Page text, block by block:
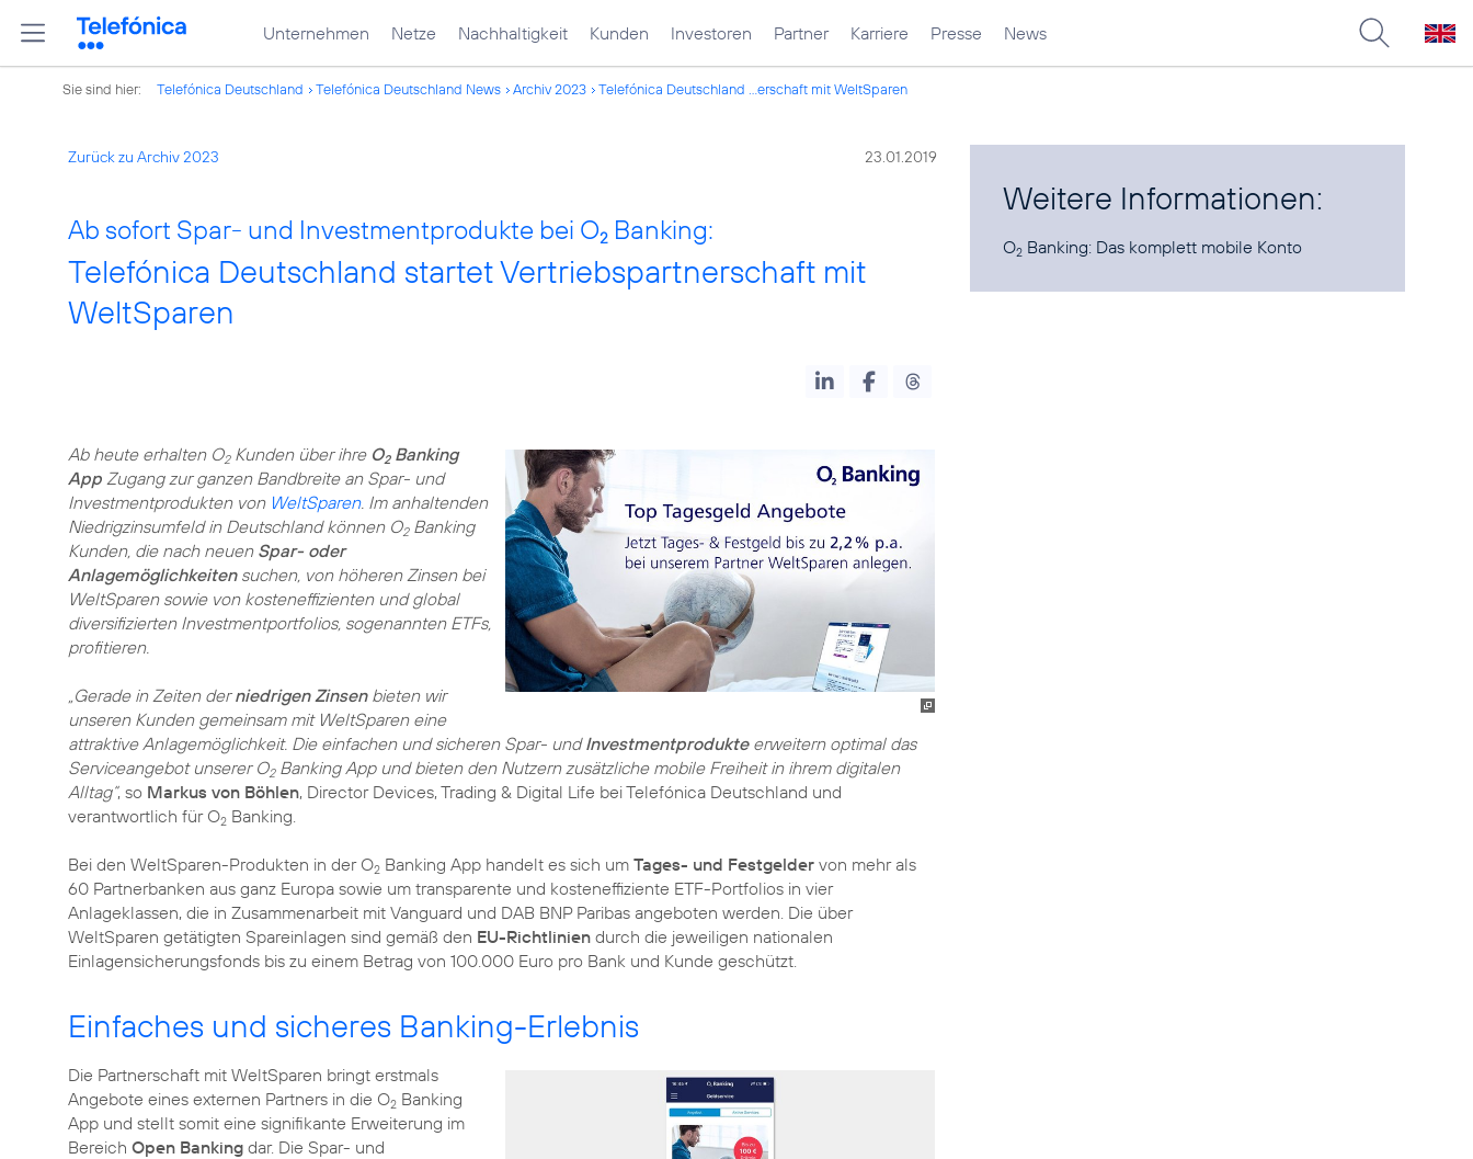
Unternehmen Netze Nachhaltigkeit Kunden Investoren Partner Karriere Presse News
Sie sind hier: Telefónica Deutschland Telefónica Deutschland News Archiv 2023 Telefónica Deutschland ...erschaft mit WeltSparen
Zurück zu Archiv 2023 23.01.2019
Ab sofort Spar- und Investmentprodukte bei O2 Banking:
Telefónica Deutschland startet Vertriebspartnerschaft mit
WeltSparen
Ab heute erhalten O2Kunden über ihre O2Banking
App Zugang zur ganzen Bandbreite an Spar- und
Investmentprodukten von WeltSparen. Im anhaltenden
Niedrigzinsumfeld in Deutschland können O2Banking
Kunden, die nach neuen Spar- oder
Anlagemöglichkeitensuchen, von höheren Zinsen bei
WeltSparen sowie von kosteneffizienten und global
diversifizierten Investmentportfolios, sogenannten ETFs,
profitieren.
„Gerade in Zeiten derniedrigen Zinsenbieten wir
unseren Kunden gemeinsam mit WeltSparen eine
attraktive Anlagemöglichkeit. Die einfachen und sicheren Spar- undInvestmentprodukte erweitern optimal das
Serviceangebot unserer O2Banking App und bieten den Nutzern zusätzliche mobile Freiheit in ihrem digitalen
Alltag“, so Markus von Böhlen, Director Devices, Trading & Digital Life bei Telefónica Deutschland und
verantwortlich für O2 Banking.
Bei den WeltSparen-Produkten in der O2 Banking App handelt es sich um Tages- und Festgelder von mehr als
60 Partnerbanken aus ganz Europa sowie um transparente und kosteneffiziente ETF-Portfolios in vier
Anlageklassen, die in Zusammenarbeit mit Vanguard und DAB BNP Paribas angeboten werden. Die über
WeltSparen getätigten Spareinlagen sind gemäß den EU-Richtlinien durch die jeweiligen nationalen
Einlagensicherungsfonds bis zu einem Betrag von 100.000 Euro pro Bank und Kunde geschützt.
Einfaches und sicheres Banking-Erlebnis
Die Partnerschaft mit WeltSparen bringt erstmals
Angebote eines externen Partners in die O2 Banking
App und stellt somit eine signifikante Erweiterung im
Bereich Open Banking dar. Die Spar- und
Weitere Informationen:
O2 Banking: Das komplett mobile Konto